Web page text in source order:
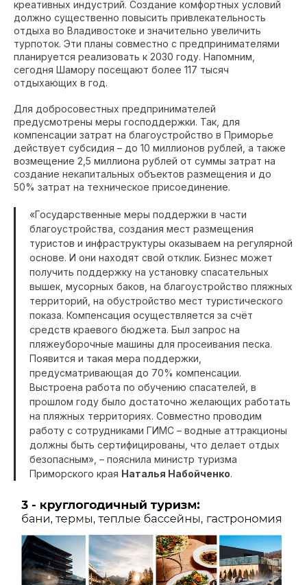
креативных индустрий. Создание комфортных условий
должно существенно повысить привлекательность
отдыха во Владивостоке и значительно увеличить
турпоток. Эти планы совместно с предпринимателями
планируется реализовать к 2030 году. Напомним,
сегодня Шамору посещают более 117 тысяч
отдыхающих в год.
Для добросовестных предпринимателей
предусмотрены меры господдержки. Так, для
компенсации затрат на благоустройство в Приморье
действует субсидия – до 10 миллионов рублей, а также
возмещение 2,5 миллиона рублей от суммы затрат на
создание некапитальных объектов размещения и до
50% затрат на техническое присоединение.
«Государственные меры поддержки в части
благоустройства, создания мест размещения
туристов и инфраструктуры оказываем на регулярной
основе. И они находят свой отклик. Бизнес может
получить поддержку на установку спасательных
вышек, мусорных баков, на благоустройство пляжных
территорий, на обустройство мест туристического
показа. Компенсация осуществляется за счёт
средств краевого бюджета. Был запрос на
пляжеуборочные машины для просеивания песка.
Появится и такая мера поддержки,
предусматривающая до 70% компенсации.
Выстроена работа по обучению спасателей, в
прошлом году было достаточно желающих работать
на пляжных территориях. Совместно проводим
работу с сотрудниками ГИМС – водные аттракционы
должны быть сертифицированы, что делает отдых
безопасным», – пояснила министр туризма
Приморского края Наталья Набойченко.